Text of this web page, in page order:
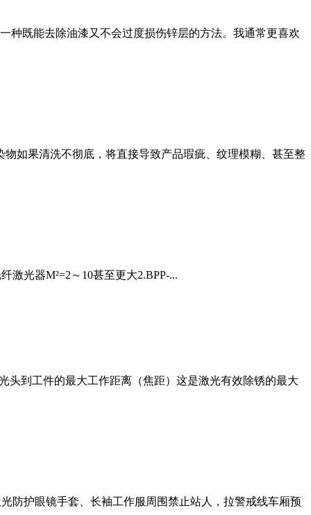
种既能去除油漆又不会过度损伤锌层的方法。我通常更喜欢
如果清洗不彻底，将直接导致产品瑕疵、纹理模糊、甚至整
激光器M²=2～10甚至更大2.BPP-...
头到工件的最大工作距离（焦距）这是激光有效除锈的最大
防护眼镜手套、长袖工作服周围禁止站人，拉警戒线车厢预